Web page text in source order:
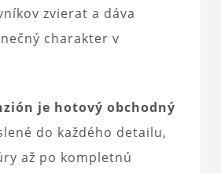
zvierat a dáva
charakter v
je hotový obchodný
do každého detailu,
až po kompletnú